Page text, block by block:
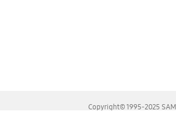
Copyright© 1995-2025